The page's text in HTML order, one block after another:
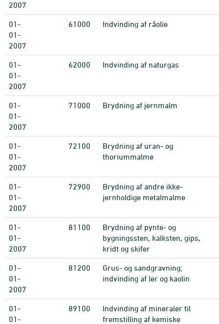
2007
01-
01-
2007
61000 Indvinding af råolie
01-
01-
2007
62000 Indvinding af naturgas
01-
01-
2007
71000 Brydning af jernmalm
01-
01-
2007
72100
Brydning af uran- og
thoriummalme
01-
01-
2007
72900
Brydning af andre ikke-
jernholdige metalmalme
01-
01-
2007
81100
Brydning af pynte- og
bygningssten, kalksten, gips,
kridt og skifer
01-
01-
2007
81200
Grus- og sandgravning;
indvinding af ler og kaolin
01-
01-
89100
Indvinding af mineraler til
fremstilling af kemiske